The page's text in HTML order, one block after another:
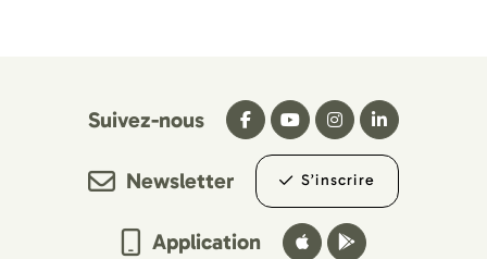
Suivez-nous
Newsletter S’inscrire
Application